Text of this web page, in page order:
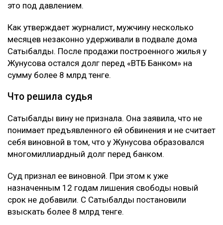
это под давлением.
Как утверждает журналист, мужчину несколько
месяцев незаконно удерживали в подвале дома
Сатыбалды. После продажи построенного жилья у
Жунусова остался долг перед «ВТБ Банком» на
сумму более 8 млрд тенге.
Что решила судья
Сатыбалды вину не признала. Она заявила, что не
понимает предъявленного ей обвинения и не считает
себя виновной в том, что у Жунусова образовался
многомиллиардный долг перед банком.
Суд признал ее виновной. При этом к уже
назначенным 12 годам лишения свободы новый
срок не добавили. С Сатыбалды постановили
взыскать более 8 млрд тенге.